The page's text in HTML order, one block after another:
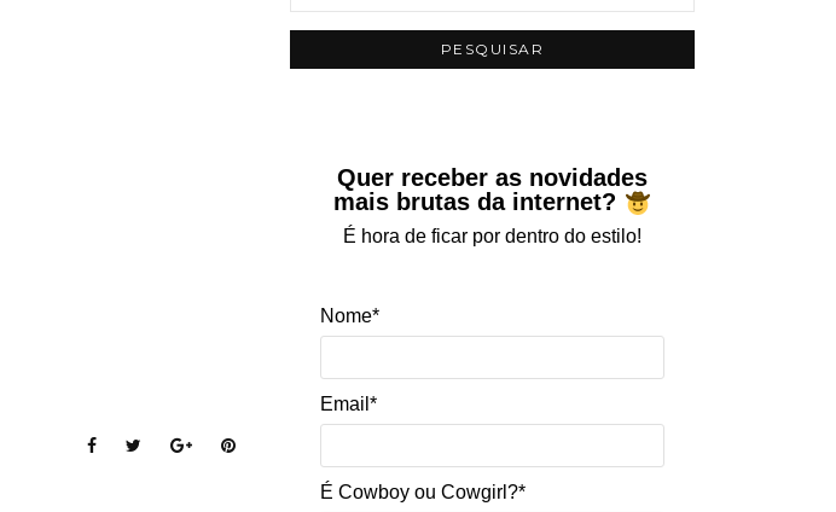
Quer receber as novidades
mais brutas da internet?
É hora de ficar por dentro do estilo!
Nome*
Email*
É Cowboy ou Cowgirl?*